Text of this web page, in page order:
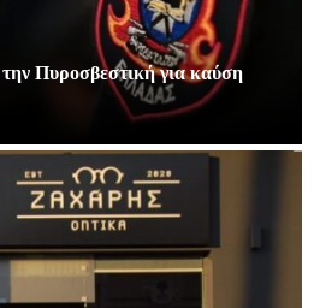
Πυροσβεστική για καύση